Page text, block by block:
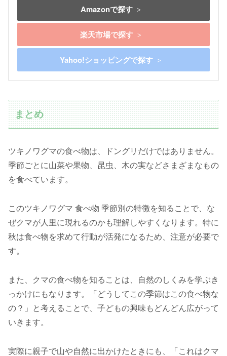
Amazonで探す
楽天市場で探す
Yahoo!ショッピングで探す
まとめ
ツキノワグマの食べ物は、ドングリだけではありません。
季節ごとに山菜や果物、昆虫、木の実などさまざまなもの
を食べています。
このツキノワグマ 食べ物 季節別の特徴を知ることで、な
ぜクマが人里に現れるのかも理解しやすくなります。特に
秋は食べ物を求めて行動が活発になるため、注意が必要で
す。
また、クマの食べ物を知ることは、自然のしくみを学ぶき
っかけにもなります。「どうしてこの季節はこの食べ物な
の？」と考えることで、子どもの興味もどんどん広がって
いきます。
実際に親子で山や自然に出かけたときにも、「これはクマ